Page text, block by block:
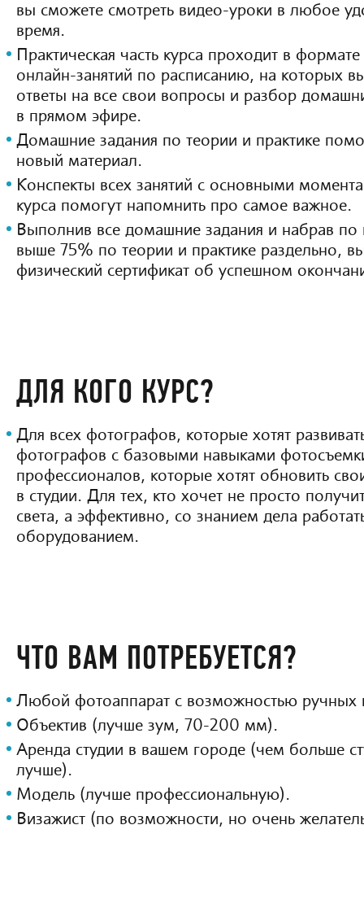
вы сможете смотреть видео-уроки в любое
время.
Практическая часть курса проходит в
онлайн-занятий по расписанию, на которых
ответы на все свои вопросы и разбор
в прямом эфире.
Домашние задания по теории и практике
новый материал.
Конспекты всех занятий с основными
курса помогут напомнить про самое важное.
Выполнив все домашние задания и набрав по
выше 75% по теории и практике раздельно,
физический сертификат об успешном
ДЛЯ КОГО КУРС?
Для всех фотографов, которые хотят
фотографов с базовыми навыками
профессионалов, которые хотят обновить
в студии. Для тех, кто хочет не просто
света, а эффективно, со знанием дела
оборудованием.
ЧТО ВАМ ПОТРЕБУЕТСЯ?
Любой фотоаппарат с возможностью ручных
Объектив (лучше зум, 70-200 мм).
Аренда студии в вашем городе (чем больше
лучше).
Модель (лучше профессиональную).
Визажист (по возможности, но очень